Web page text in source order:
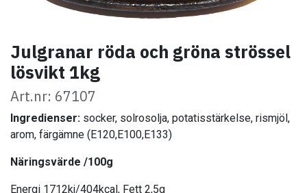
Julgranar röda och gröna strössel
lösvikt 1kg
Art.nr: 67107
Ingredienser: socker, solrosolja, potatisstärkelse, rismjöl,
arom, färgämne (E120,E100,E133)
Näringsvärde /100g
Energi 1712kj/404kcal, Fett 2,5g